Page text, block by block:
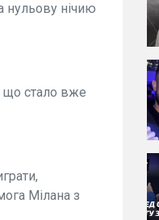
нульову нічию
що стало вже
Мілана з